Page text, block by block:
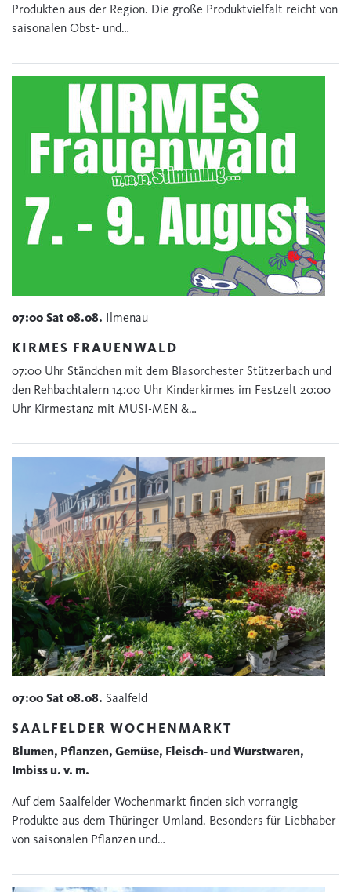
Produkten aus der Region. Die große Produktvielfalt reicht von
saisonalen Obst- und…
07:00 Sat 08.08. Ilmenau
KIRMES FRAUENWALD
07:00 Uhr Ständchen mit dem Blasorchester Stützerbach und
den Rehbachtalern 14:00 Uhr Kinderkirmes im Festzelt 20:00
Uhr Kirmestanz mit MUSI-MEN &…
07:00 Sat 08.08. Saalfeld
SAALFELDER WOCHENMARKT
Blumen, Pflanzen, Gemüse, Fleisch- und Wurstwaren,
Imbiss u. v. m.
Auf dem Saalfelder Wochenmarkt finden sich vorrangig
Produkte aus dem Thüringer Umland. Besonders für Liebhaber
von saisonalen Pflanzen und…